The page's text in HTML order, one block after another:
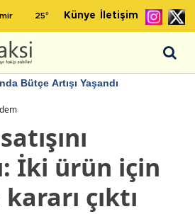
25° Künye İletişim
Bütçe Artışı Yaşandı
İki ürün için
çıktı